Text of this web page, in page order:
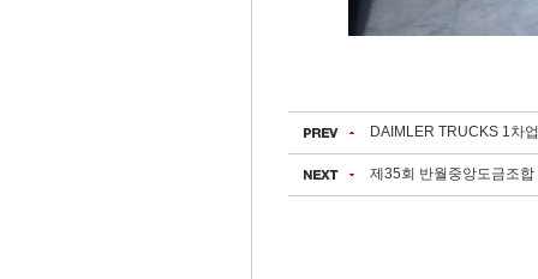
DAIMLER TRUCKS 1차
제35회 반월중앙도금조